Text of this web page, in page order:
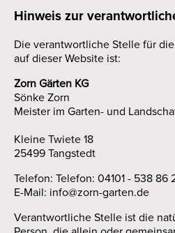
Hinweis zur
Die verantwortliche Stelle für
auf dieser Website ist:
Zorn Gärten KG
Sönke Zorn
Meister im Garten- und
Kleine Twiete 18
25499 Tangstedt
Telefon: Telefon: 04101 - 538 86
E-Mail: info@zorn-garten.de
Verantwortliche Stelle ist die